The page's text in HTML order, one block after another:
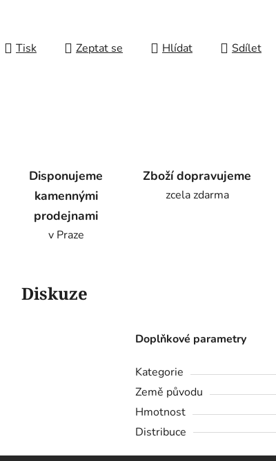
Tisk Zeptat se Hlídat Sdílet
Disponujeme
kamennými
prodejnami
v Praze
Zboží dopravujeme
zcela zdarma
Diskuze
Doplňkové parametry
Kategorie
Země původu
Hmotnost
Distribuce